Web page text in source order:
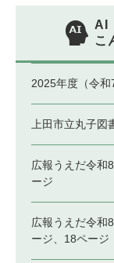
AI
こ
2025年度（令
上田市立丸子図
広報うえだ令和
ージ
広報うえだ令和
ージ、18ページ